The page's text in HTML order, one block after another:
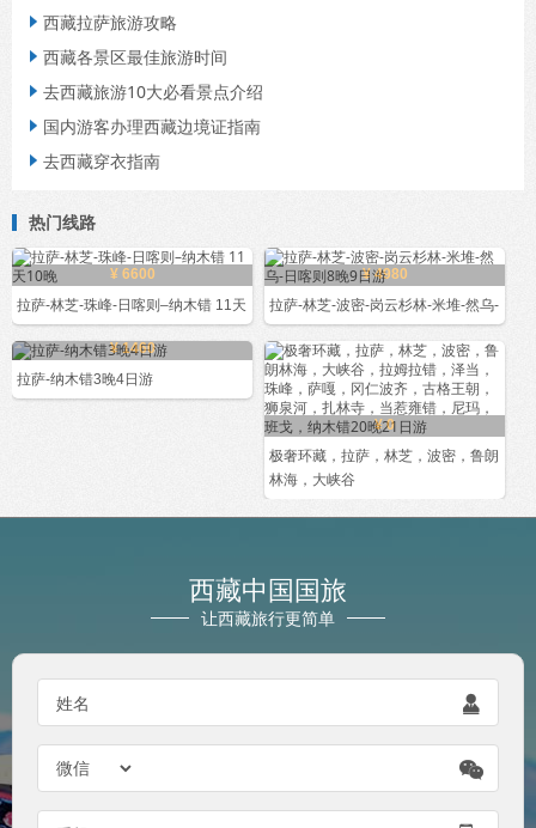
 西藏拉萨旅游攻略
 西藏各景区最佳旅游时间
 去西藏旅游10大必看景点介绍
 国内游客办理西藏边境证指南
 去西藏穿衣指南
热门线路
¥ 6600
拉萨-林芝-珠峰-日喀则–纳木错 11天
¥ 4980
拉萨-林芝-波密-岗云杉林-米堆-然乌-
¥ 1460
拉萨-纳木错3晚4日游
¥ 0
极奢环藏，拉萨，林芝，波密，鲁朗
林海，大峡谷
西藏中国国旅
让西藏旅行更简单
姓名 
